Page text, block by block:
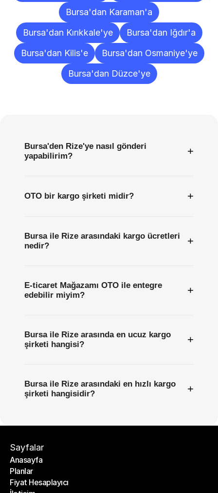
Bursa'dan Karaman'a
Bursa'dan Kırıkkale'ye
Bursa'dan Iğdır'a
Bursa'dan Kilis'e
Bursa'dan Osmaniye'ye
Bursa'dan Düzce'ye
Bursa'den Rize'ye nasıl gönderi
yapabilirim?
+
OTO bir kargo şirketi midir? +
Bursa ile Rize arasındaki kargo ücretleri
nedir?
+
E-ticaret Mağazamı OTO ile entegre
edebilir miyim?
+
Bursa ile Rize arasında en ucuz kargo
şirketi hangisi?
+
Bursa ile Rize arasındaki en hızlı kargo
şirketi hangisidir?
+
Sayfalar
Anasayfa
Anasayfa
Planlar
Planlar
Fiyat Hesaplayıcı